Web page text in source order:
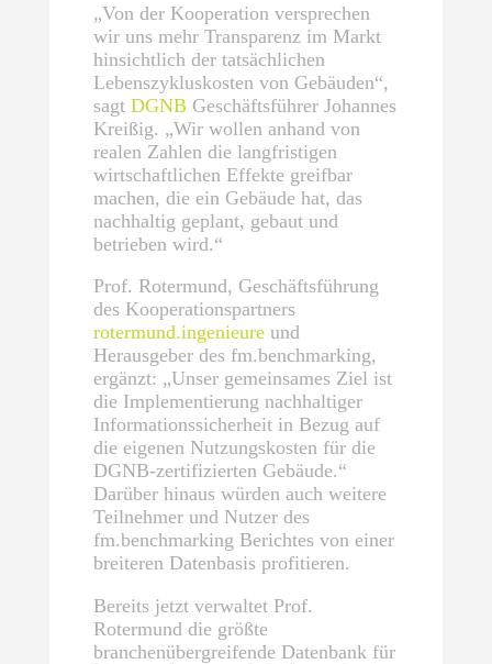
„Von der Kooperation versprechen
wir uns mehr Transparenz im Markt
hinsichtlich der tatsächlichen
Lebenszykluskosten von Gebäuden“,
sagt DGNB Geschäftsführer Johannes
Kreißig. „Wir wollen anhand von
realen Zahlen die langfristigen
wirtschaftlichen Effekte greifbar
machen, die ein Gebäude hat, das
nachhaltig geplant, gebaut und
betrieben wird.“
Prof. Rotermund, Geschäftsführung
des Kooperationspartners
rotermund.ingenieureund
Herausgeber des fm.benchmarking,
ergänzt: „Unser gemeinsames Ziel ist
die Implementierung nachhaltiger
Informationssicherheit in Bezug auf
die eigenen Nutzungskosten für die
DGNB-zertifizierten Gebäude.“
Darüber hinaus würden auch weitere
Teilnehmer und Nutzer des
fm.benchmarking Berichtes von einer
breiteren Datenbasis profitieren.
Bereits jetzt verwaltet Prof.
Rotermund die größte
branchenübergreifende Datenbank für